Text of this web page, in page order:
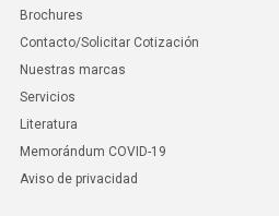
Brochures
Contacto/Solicitar Cotización
Nuestras marcas
Servicios
Literatura
Memorándum COVID-19
Aviso de privacidad